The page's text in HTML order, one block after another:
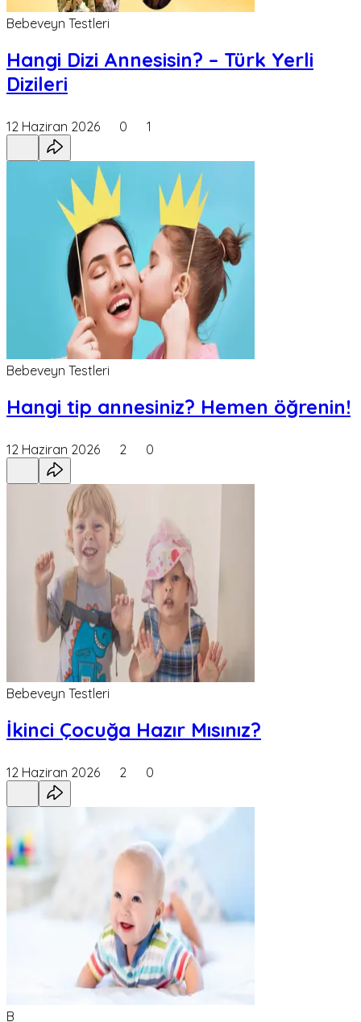
Bebeveyn Testleri
Hangi Dizi Annesisin? – Türk Yerli
Dizileri
12 Haziran 2026 0 1
Bebeveyn Testleri
Hangi tip annesiniz? Hemen öğrenin!
12 Haziran 2026 2 0
Bebeveyn Testleri
İkinci Çocuğa Hazır Mısınız?
12 Haziran 2026 2 0
B